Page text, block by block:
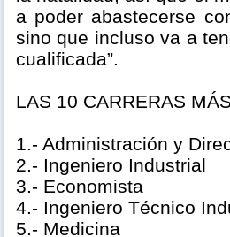
a poder abastecerse
sino que incluso va a
cualificada”.
LAS 10 CARRERAS
1.- Administración y
2.- Ingeniero Industrial
3.- Economista
4.- Ingeniero Técnico
5.- Medicina